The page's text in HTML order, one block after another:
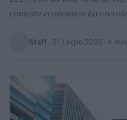
contesto economico
Staff · 21 Luglio 2025 · 4 min